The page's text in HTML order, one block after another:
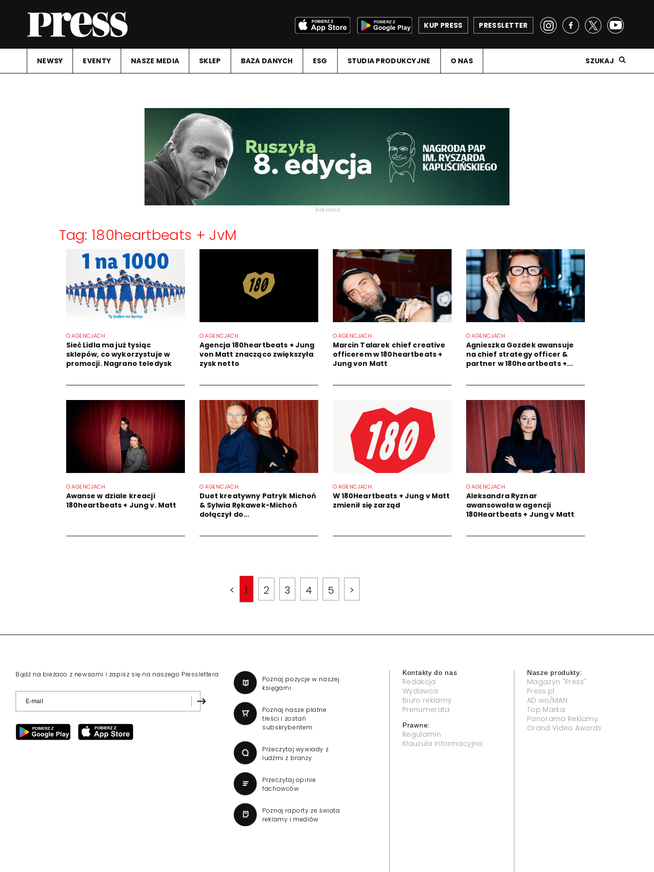
PRESSLETTER
KUP PRESS
NEWSY EVENTY NASZE MEDIA SKLEP BAZA DANYCH ESG STUDIA PRODUKCYJNE O NAS SZUKAJ
Reklama
Tag: 180heartbeats + JvM
O AGENCJACH
Sieć Lidla ma już tysiąc
sklepów, co wykorzystuje w
promocji. Nagrano teledysk
O AGENCJACH
Agencja 180heartbeats + Jung
von Matt znacząco zwiększyła
zysk netto
O AGENCJACH
Marcin Talarek chief creative
officerem w 180heartbeats +
Jung von Matt
O AGENCJACH
Agnieszka Gozdek awansuje
na chief strategy officer &
partner w 180heartbeats +...
O AGENCJACH
Awanse w dziale kreacji
180heartbeats + Jung v. Matt
O AGENCJACH
Duet kreatywny Patryk Michoń
& Sylwia Rękawek-Michoń
dołączył do...
O AGENCJACH
W 180Heartbeats + Jung v Matt
zmienił się zarząd
O AGENCJACH
Aleksandra Ryznar
awansowała w agencji
180Heartbeats + Jung v Matt
< 1 2 3 4 5 >
Bądź na bieżaco z newsami i zapisz się na naszego Presslettera
Poznaj pozycje w naszej
księgarni
Poznaj nasze płatne
treści i zostań
subskrybentem
Przeczytaj wywiady z
ludźmi z branży
Przeczytaj opinie
fachowców
Poznaj raporty ze świata
reklamy i mediów
Kontakty do nas
Redakcja
Wydawca
Biuro reklamy
Prenumerata
Prawne:
Regulamin
Klauzula informacyjna
Nasze produkty:
Magazyn "Press"
Press.pl
AD wo/MAN
Top Marka
Panorama Reklamy
Grand Video Awards